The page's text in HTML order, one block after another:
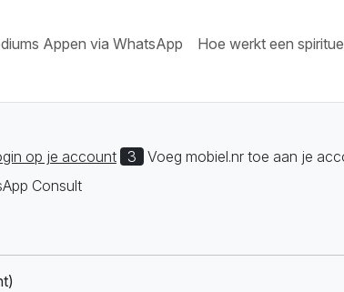
Appen via WhatsApp Hoe werkt een
op je account 3
Voeg mobiel.nr toe aan je
Consult